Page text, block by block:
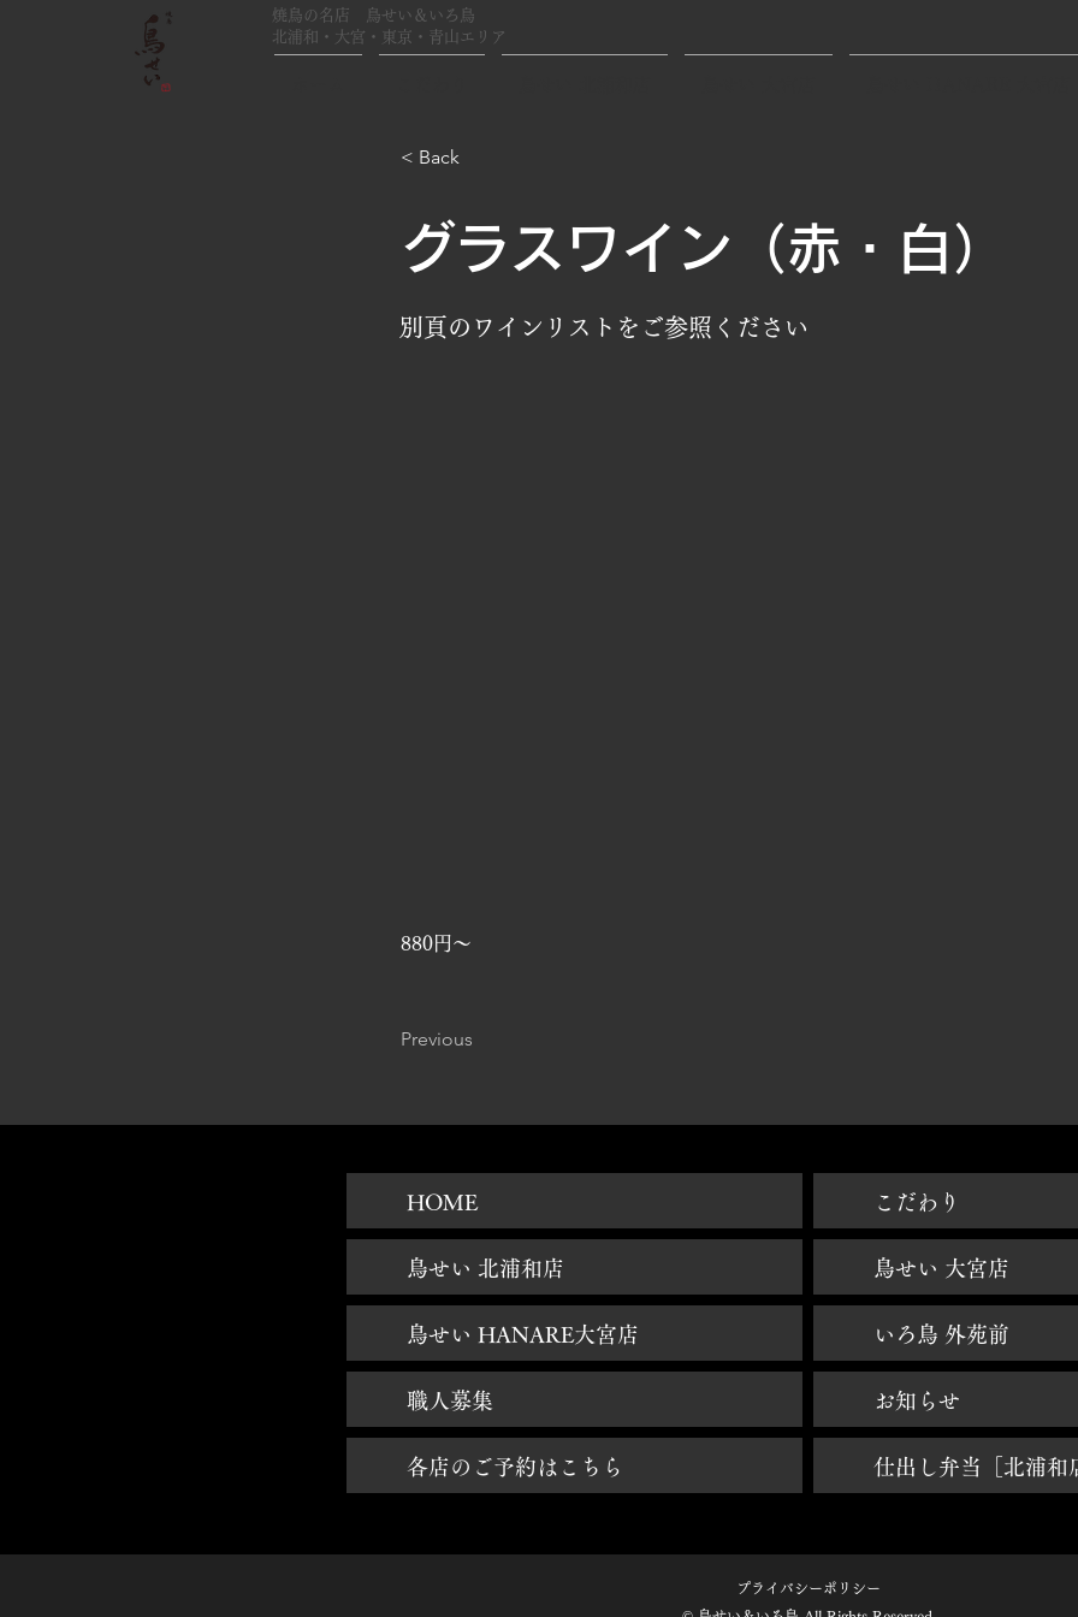
焼鳥の名店 鳥せい＆いろ鳥
北浦和・大宮・東京・青山エリア
< Back
グラスワイン（赤・白）
別頁のワインリストをご参照ください
880円〜
Previous
HOME
鳥せい 北浦和店
鳥せい HANARE大宮店
職人募集
各店のご予約はこちら
​こだわり
鳥せい 大宮店
いろ鳥 外苑前
お知らせ
仕出し弁当［北浦和
プライバシーポリシー